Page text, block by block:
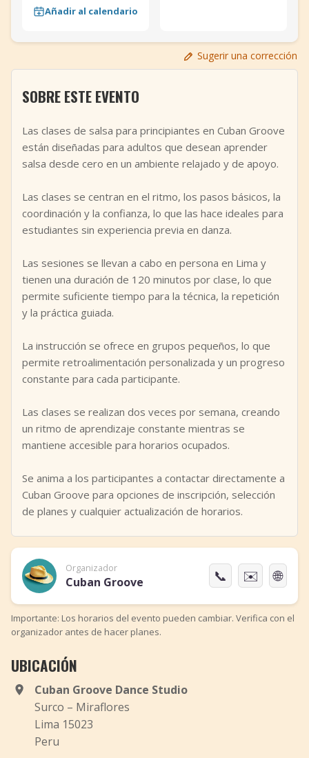
Añadir al calendario
Sugerir una corrección
SOBRE ESTE EVENTO
Las clases de salsa para principiantes en Cuban Groove
están diseñadas para adultos que desean aprender
salsa desde cero en un ambiente relajado y de apoyo.
Las clases se centran en el ritmo, los pasos básicos, la
coordinación y la confianza, lo que las hace ideales para
estudiantes sin experiencia previa en danza.
Las sesiones se llevan a cabo en persona en Lima y
tienen una duración de 120 minutos por clase, lo que
permite suficiente tiempo para la técnica, la repetición
y la práctica guiada.
La instrucción se ofrece en grupos pequeños, lo que
permite retroalimentación personalizada y un progreso
constante para cada participante.
Las clases se realizan dos veces por semana, creando
un ritmo de aprendizaje constante mientras se
mantiene accesible para horarios ocupados.
Se anima a los participantes a contactar directamente a
Cuban Groove para opciones de inscripción, selección
de planes y cualquier actualización de horarios.
Organizador
Cuban Groove 📞 ✉️ 🌐
Importante: Los horarios del evento pueden cambiar. Verifica con el
organizador antes de hacer planes.
UBICACIÓN
Cuban Groove Dance Studio
Surco – Miraflores
Lima 15023
Peru